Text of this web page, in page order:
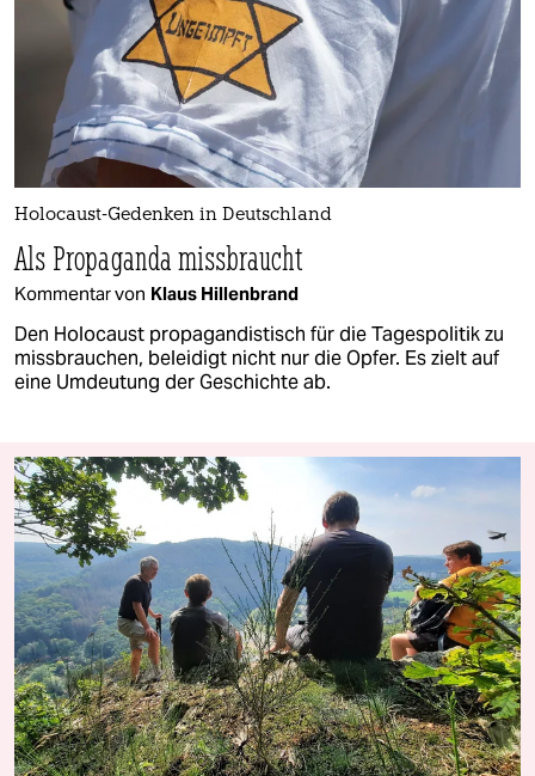
Holocaust-Gedenken in Deutschland
Als Propaganda missbraucht
Kommentar von Klaus Hillenbrand
Den Holocaust propagandistisch für die Tagespolitik zu
missbrauchen, beleidigt nicht nur die Opfer. Es zielt auf
eine Umdeutung der Geschichte ab.